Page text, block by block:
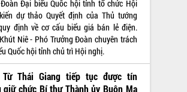
Đại biểu Quốc hội tỉnh tổ chức Hội
dự thảo Quyết định của Thủ tướng
định về cơ cấu biểu giá bán lẻ điện.
Niê - Phó Trưởng Đoàn chuyên trách
Quốc hội tỉnh chủ trì Hội nghị.
Thái Giang tiếp tục được tín
giữ chức Bí thư Thành ủy Buôn Ma